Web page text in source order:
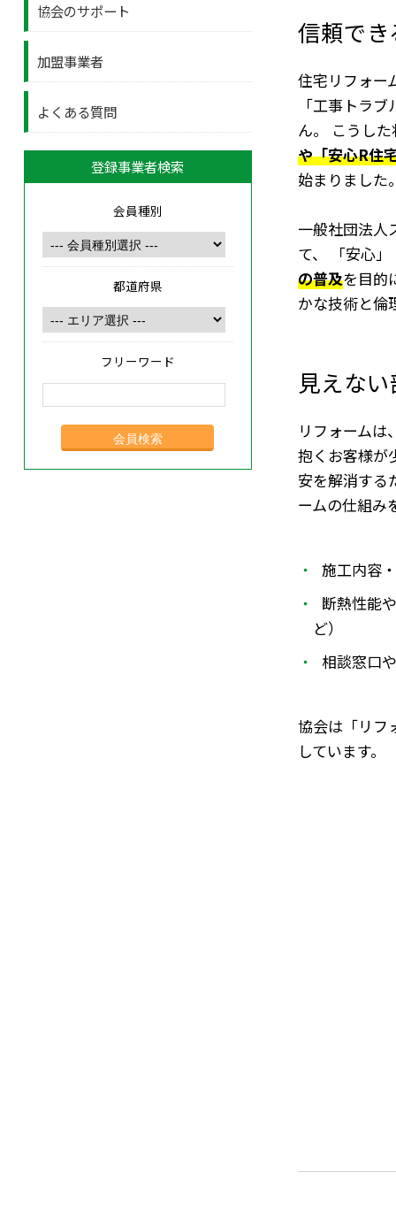
協会のサポート
加盟事業者
よくある質問
登録事業者検索
会員種別
都道府県
フリーワード
信頼で
住宅リフォー
「工事トラ
ん。 こうし
や「安心R住
始まりました
一般社団法人
て、 「安心
の普及を目的
かな技術と倫
見えな
リフォームは
抱くお客様が
安を解消する
ームの仕組み
施工内容
断熱性能
ど）
相談窓口
協会は「リフ
しています。